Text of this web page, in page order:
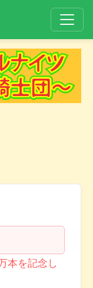
本を記念し